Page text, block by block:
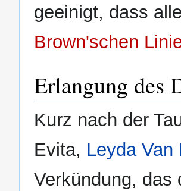
geeinigt, dass
Brown'schen
Erlangung des
Kurz nach der
Evita, Leyda Van
Verkündung,